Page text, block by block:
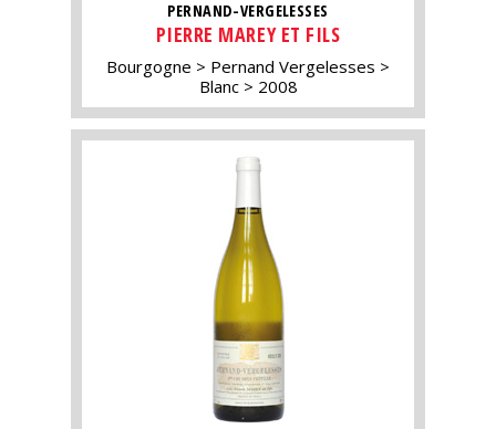
PERNAND-VERGELESSES
PIERRE MAREY ET FILS
Bourgogne
Pernand Vergelesses
Blanc
2008